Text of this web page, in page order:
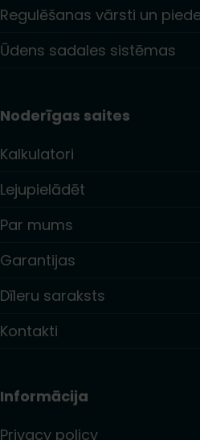
Regulēšanas vārsti un
Ūdens sadales sistēmas
Noderīgas saites
Kalkulatori
Lejupielādēt
Par mums
Garantijas
Dīleru saraksts
Kontakti
Informācija
Privacy policy